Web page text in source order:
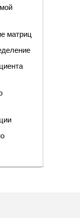
матриц